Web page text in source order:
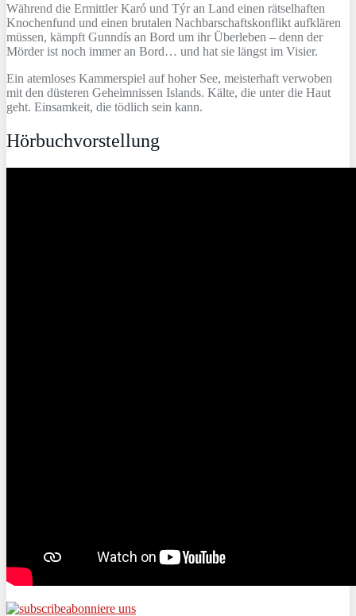
Während die Ermittler Karó und Týr an Land einen rätselhaften
Knochenfund und einen brutalen Nachbarschaftskonflikt aufklären
müssen, kämpft Gunndís an Bord um ihr Überleben – denn der
Mörder ist noch immer an Bord… und hat sie längst im Visier.
Ein atemloses Kammerspiel auf hoher See, meisterhaft verwoben
mit den düsteren Geheimnissen Islands. Kälte, die unter die Haut
geht. Einsamkeit, die tödlich sein kann.
Hörbuchvorstellung
abonniere uns